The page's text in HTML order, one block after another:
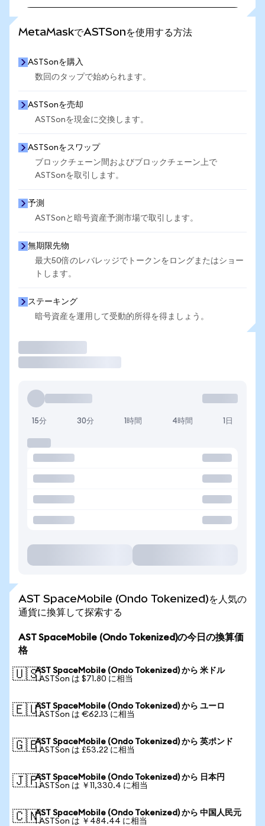
MetaMaskでASTSonを使用する方法
ASTSonを購入
数回のタップで始められます。
ASTSonを売却
ASTSonを現金に交換します。
ASTSonをスワップ
ブロックチェーン間およびブロックチェーン上で
ASTSonを取引します。
予測
ASTSonと暗号資産予測市場で取引します。
無期限先物
最大50倍のレバレッジでトークンをロングまたはショー
トします。
ステーキング
暗号資産を運用して受動的所得を得ましょう。
15分 30分 1時間 4時間 1日
AST SpaceMobile (Ondo Tokenized)を人気の
通貨に換算して探索する
AST SpaceMobile (Ondo Tokenized)の今日の換算価
格
🇺🇸AST SpaceMobile (Ondo Tokenized) から 米ドル
1 ASTSon は $71.80 に相当
🇪🇺AST SpaceMobile (Ondo Tokenized) から ユーロ
1 ASTSon は €62.13 に相当
🇬🇧AST SpaceMobile (Ondo Tokenized) から 英ポンド
1 ASTSon は £53.22 に相当
🇯🇵AST SpaceMobile (Ondo Tokenized) から 日本円
1 ASTSon は ￥11,330.4 に相当
🇨🇳AST SpaceMobile (Ondo Tokenized) から 中国人民元
1 ASTSon は ￥484.44 に相当